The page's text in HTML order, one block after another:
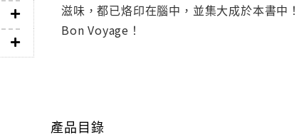
滋味，都已烙印在腦中，並集大成於本書中
Bon Voyage！
產品目錄